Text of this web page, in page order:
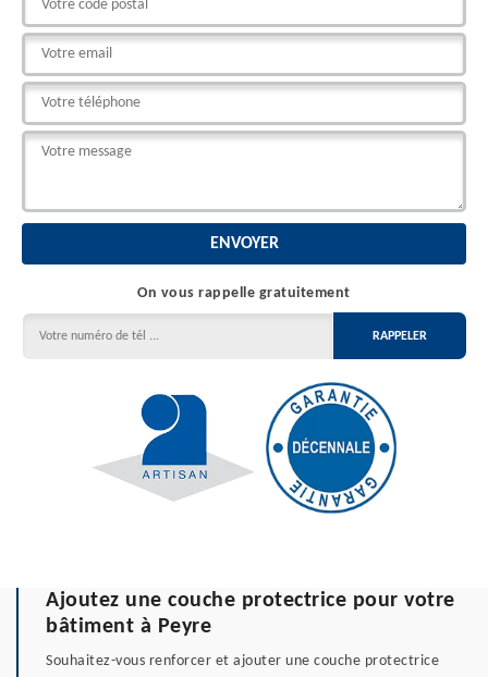
On vous rappelle gratuitement
Ajoutez une couche protectrice pour votre
bâtiment à Peyre
Souhaitez-vous renforcer et ajouter une couche protectrice